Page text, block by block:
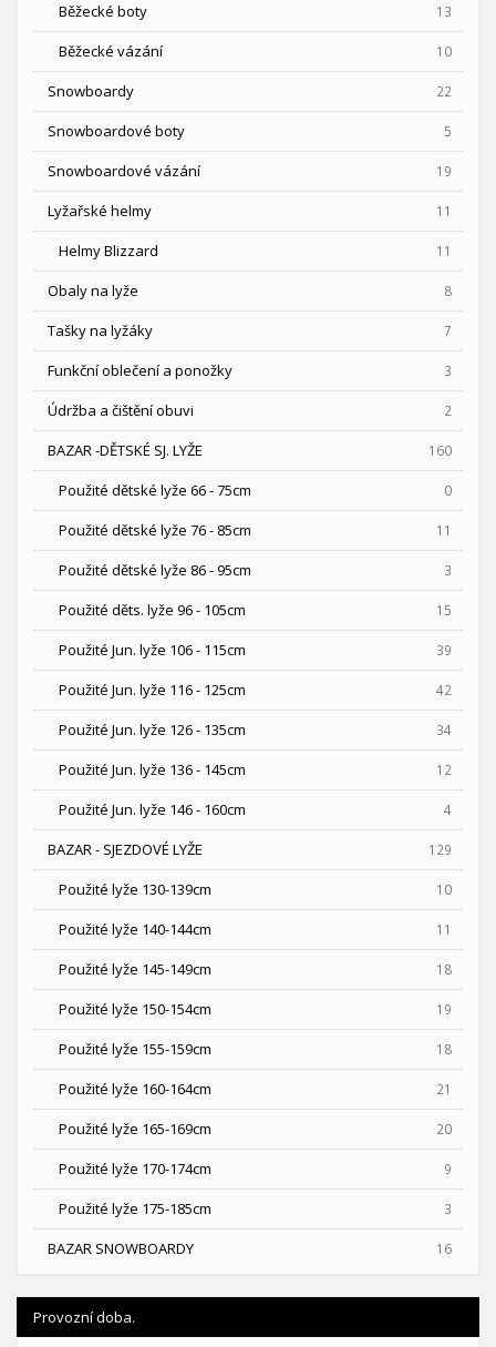
Běžecké boty 13
Běžecké vázání 10
Snowboardy 22
Snowboardové boty 5
Snowboardové vázání 19
Lyžařské helmy 11
Helmy Blizzard 11
Obaly na lyže 8
Tašky na lyžáky 7
Funkční oblečení a ponožky 3
Údržba a čištění obuvi 2
BAZAR -DĚTSKÉ SJ. LYŽE 160
Použité dětské lyže 66 - 75cm 0
Použité dětské lyže 76 - 85cm 11
Použité dětské lyže 86 - 95cm 3
Použité děts. lyže 96 - 105cm 15
Použité Jun. lyže 106 - 115cm 39
Použité Jun. lyže 116 - 125cm 42
Použité Jun. lyže 126 - 135cm 34
Použité Jun. lyže 136 - 145cm 12
Použité Jun. lyže 146 - 160cm 4
BAZAR - SJEZDOVÉ LYŽE 129
Použité lyže 130-139cm 10
Použité lyže 140-144cm 11
Použité lyže 145-149cm 18
Použité lyže 150-154cm 19
Použité lyže 155-159cm 18
Použité lyže 160-164cm 21
Použité lyže 165-169cm 20
Použité lyže 170-174cm 9
Použité lyže 175-185cm 3
BAZAR SNOWBOARDY 16
Provozní doba.